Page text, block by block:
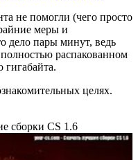
не помогли (чего просто
меры и
дело пары минут, ведь
распакованном
гигабайта.
целях.
сборки CS 1.6